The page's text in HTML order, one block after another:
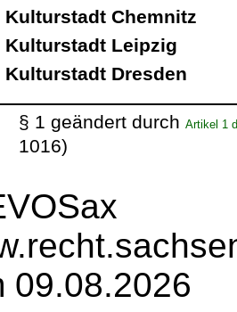
Kulturstadt Chemnitz
Kulturstadt Leipzig
Kulturstadt Dresden
§ 1 geändert durchArtikel 1
1016)
09.08.2026